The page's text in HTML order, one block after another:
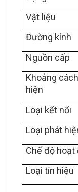
Vật liệu
Đường kính
Nguồn cấp
Khoảng
hiện
Loại kết nối
Loại phát
Chế độ hoạt
Loại tín hiệu